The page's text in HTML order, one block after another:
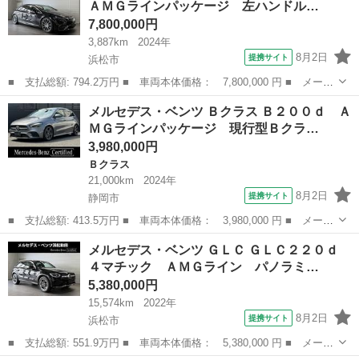
検２年付き（予備...ＡＭＧラインパッケージ 左ハンドル…
7,800,000円
3,887km
2024年
浜松市
提携サイト 8月2日
■ 支払総額: 794.2万円 ■ 車両本体価格： 7,800,000 円 ■ メーカ
ー名： メルセデス・ベンツ ■ 車種名： ＥＱＳ ■ グレード
名： ＥＱＳ４５０＋ ＡＭＧラインパッケージ 左ハンドル リア
コンフォート...
静岡 浜松市 ベンツ（メルセデス）
メルセデス・ベンツ Ｂクラス Ｂ２００ｄ Ａ
ＭＧラインパッケージ 現行型Ｂクラ…
3,980,000円
Ｂクラス
21,000km
2024年
静岡市
提携サイト 8月2日
■ 支払総額: 413.5万円 ■ 車両本体価格： 3,980,000 円 ■ メーカ
ー名： メルセデス・ベンツ ■ 車種名： Ｂクラス ■ グレード
名： Ｂ２００ｄ ＡＭＧラインパッケージ 現行型Ｂクラス レー
ダーセーフ...
静岡 静岡市 Ｂクラス
メルセデス・ベンツ ＧＬＣ ＧＬＣ２２０ｄ
４マチック ＡＭＧライン パノラミ…
5,380,000円
15,574km
2022年
浜松市
提携サイト 8月2日
■ 支払総額: 551.9万円 ■ 車両本体価格： 5,380,000 円 ■ メーカ